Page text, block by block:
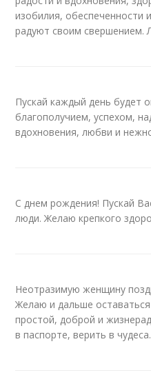
изобилия, обеспеченности
радуют своим свершением.
Пускай каждый день будет
благополучием, успехом,
вдохновения, любви и
С днем рождения! Пускай
люди. Желаю крепкого
Неотразимую женщину
Желаю и дальше
простой, доброй и
в паспорте, верить в чудеса.